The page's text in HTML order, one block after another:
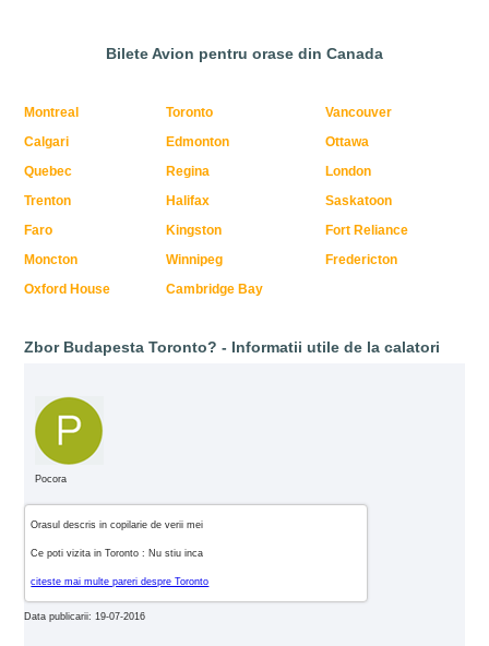
Bilete Avion pentru orase din Canada
Montreal Toronto
Vancouver
Calgari
Edmonton
Ottawa
Quebec
Regina
London
Trenton
Halifax
Saskatoon
Faro
Kingston
Fort Reliance
Moncton
Winnipeg
Fredericton
Oxford House
Cambridge Bay
Zbor Budapesta Toronto? - Informatii utile de la calatori
Pocora
Orasul descris in copilarie de verii mei
Ce poti vizita in Toronto : Nu stiu inca
citeste mai multe pareri despre Toronto
Data publicarii: 19-07-2016